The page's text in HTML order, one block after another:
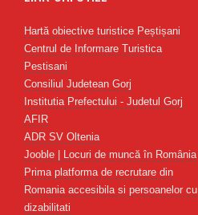
Hartă obiective turistice Peștișani
Centrul de Informare Turistica
Pestisani
Consiliul Judetean Gorj
Institutia Prefectului - Judetul Gorj
AFIR
ADR SV Oltenia
Jooble | Locuri de muncă în România
Prima platforma de recrutare din
Romania accesibila si persoanelor cu
dizabilitati